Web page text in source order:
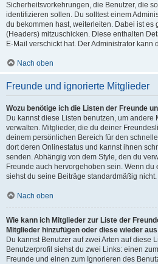
Sicherheitsvorkehrungen, die Benutzer, die
identifizieren sollen. Du solltest einem
du bekommen hast, weiterleiten. Dabei ist es
(Headers) mitzuschicken. Diese enthalten
E-Mail verschickt hat. Der Administrator
Nach oben
Freunde und ignorierte Mitglieder
Wozu benötige ich die Listen der Freunde
Du kannst diese Listen benutzen, um andere
verwalten. Mitglieder, die du deiner
deinem persönlichen Bereich für den
dort deren Onlinestatus und kannst ihnen
senden. Abhängig von dem Style, den du
Freunde auch hervorgehoben sein. Wenn
siehst du seine Beiträge standardmäßig nicht.
Nach oben
Wie kann ich Mitglieder zur Liste der
Mitglieder hinzufügen oder diese wieder
Du kannst Benutzer auf zwei Arten auf diese
Benutzerprofil siehst du zwei Links: einen
Freunde und einen zum Ignorieren des